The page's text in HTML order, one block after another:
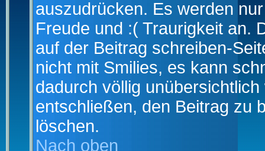
auszudrücken. Es werden
Freude und :( Traurigkeit an.
auf der Beitrag schreiben-
nicht mit Smilies, es kann
dadurch völlig
entschließen, den Beitrag zu
löschen.
Nach oben